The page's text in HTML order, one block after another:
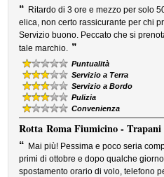
“ Ritardo di 3 ore e mezzo per solo
elica, non certo rassicurante per chi
Servizio buono. Peccato che si
tale marchio. ”
Puntualità
Servizio a Terra
Servizio a Bordo
Pulizia
Convenienza
RottaRoma Fiumicino - Trapani
“ Mai più! Pessima e poco seria
primi di ottobre e dopo qualche
spostamento orario di volo, telefono